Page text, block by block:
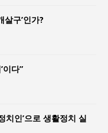
살구’인가?
이다”
치인’으로 생활정치 실